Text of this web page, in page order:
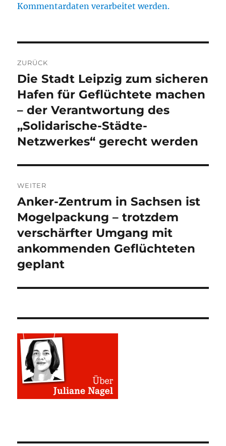
Kommentardaten verarbeitet werden.
ZURÜCK
Vorheriger
Beitrag:
Die Stadt Leipzig zum sicheren
Hafen für Geflüchtete machen
– der Verantwortung des
„Solidarische-Städte-
Netzwerkes“ gerecht werden
WEITER
Nächster
Beitrag:
Anker-Zentrum in Sachsen ist
Mogelpackung – trotzdem
verschärfter Umgang mit
ankommenden Geflüchteten
geplant